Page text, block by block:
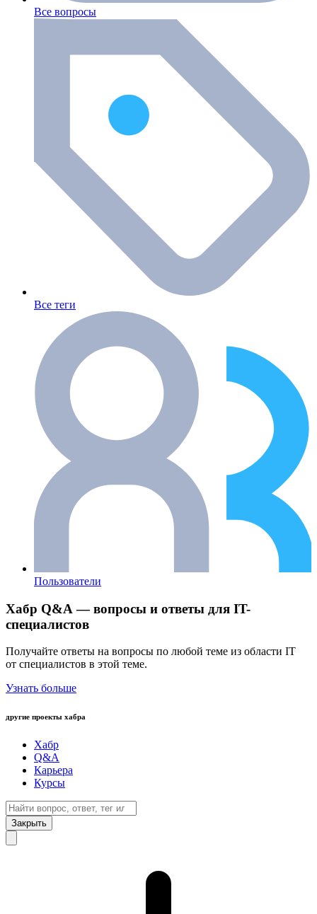
Все вопросы
Все теги
Пользователи
Хабр Q&A — вопросы и ответы для IT-
специалистов
Получайте ответы на вопросы по любой теме из области IT
от специалистов в этой теме.
Узнать больше
другие проекты хабра
Хабр
Q&A
Карьера
Курсы
Закрыть